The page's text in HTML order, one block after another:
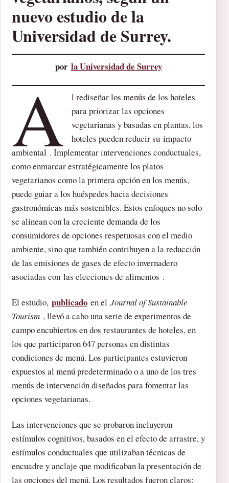
nuevo estudio de la
Universidad de Surrey.
por la Universidad de Surrey
A
l rediseñar los menús de los hoteles
para priorizar las opciones
vegetarianas y basadas en plantas, los
hoteles pueden reducir su impacto
ambiental . Implementar intervenciones conductuales,
como enmarcar estratégicamente los platos
vegetarianos como la primera opción en los menús,
puede guiar a los huéspedes hacia decisiones
gastronómicas más sostenibles. Estos enfoques no solo
se alinean con la creciente demanda de los
consumidores de opciones respetuosas con el medio
ambiente, sino que también contribuyen a la reducción
de las emisiones de gases de efecto invernadero
asociadas con las elecciones de alimentos .
El estudio, publicado en el Journal of Sustainable
Tourism , llevó a cabo una serie de experimentos de
campo encubiertos en dos restaurantes de hoteles, en
los que participaron 647 personas en distintas
condiciones de menú. Los participantes estuvieron
expuestos al menú predeterminado o a uno de los tres
menús de intervención diseñados para fomentar las
opciones vegetarianas.
Las intervenciones que se probaron incluyeron
estímulos cognitivos, basados ​​en el efecto de arrastre, y
estímulos conductuales que utilizaban técnicas de
encuadre y anclaje que modificaban la presentación de
las opciones del menú. Los resultados fueron claros: